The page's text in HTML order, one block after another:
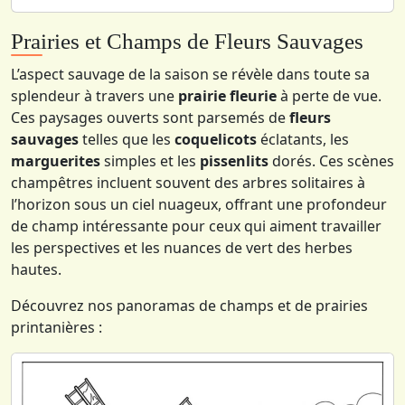
Prairies et Champs de Fleurs Sauvages
L’aspect sauvage de la saison se révèle dans toute sa
splendeur à travers une prairie fleurieà perte de vue.
Ces paysages ouverts sont parsemés defleurs
sauvagestelles que les coquelicots éclatants, les
margueritessimples et les pissenlitsdorés. Ces scènes
champêtres incluent souvent des arbres solitaires à
l’horizon sous un ciel nuageux, offrant une profondeur
de champ intéressante pour ceux qui aiment travailler
les perspectives et les nuances de vert des herbes
hautes.
Découvrez nos panoramas de champs et de prairies
printanières :